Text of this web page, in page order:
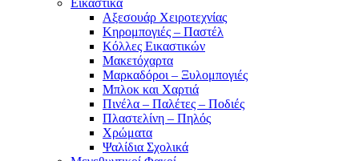
Αξεσουάρ Χειροτεχνίας
Κηρομπογιές – Παστέλ
Κόλλες Εικαστικών
Μακετόχαρτα
Μαρκαδόροι – Ξυλομπογιές
Μπλοκ και Χαρτιά
Πινέλα – Παλέτες – Ποδιές
Πλαστελίνη – Πηλός
Χρώματα
Ψαλίδια Σχολικά